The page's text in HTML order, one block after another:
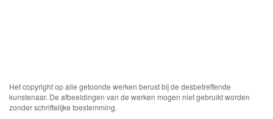
Het copyright op alle getoonde werken berust bij de desbetreffende
kunstenaar. De afbeeldingen van de werken mogen niet gebruikt worden
zonder schriftelijke toestemming.